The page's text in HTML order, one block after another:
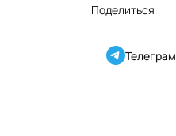
Поделиться
Телеграм